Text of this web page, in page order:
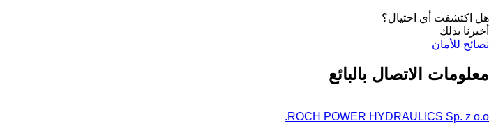
هل اكتشفت أي احتيال؟
أخبرنا بذلك
نصائح للأمان
معلومات الاتصال بالبائع
ROCH POWER HYDRAULICS Sp. z o.o.